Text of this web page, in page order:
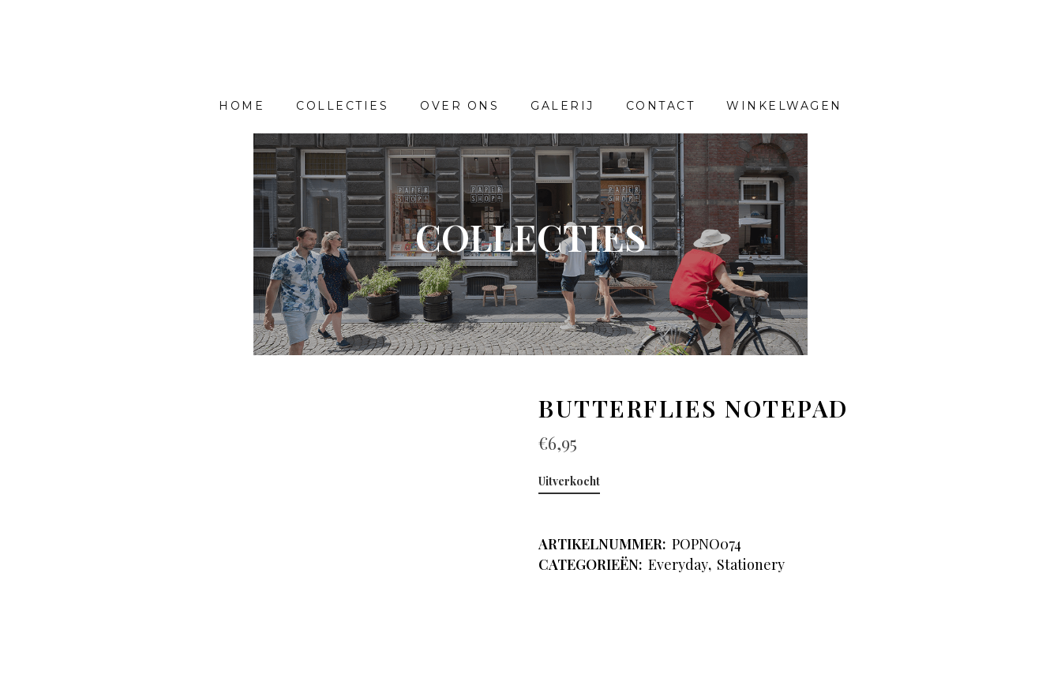
HOME COLLECTIES OVER ONS GALERIJ CONTACT WINKELWAGEN
COLLECTIES
BUTTERFLIES NOTEPAD
€6,95
Uitverkocht
ARTIKELNUMMER: POPNO074
CATEGORIEËN: Everyday, Stationery